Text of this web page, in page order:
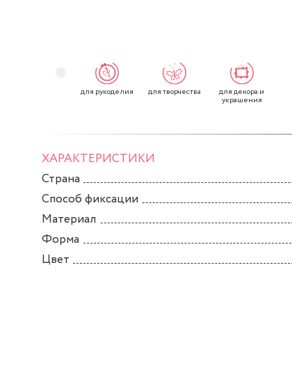
для рукоделия для творчества для декора и
украшения
ХАРАКТЕРИСТИКИ
Страна
Способ фиксации
Материал
Форма
Цвет